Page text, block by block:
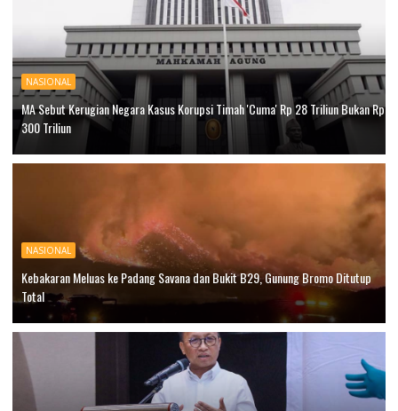
NASIONAL
MA Sebut Kerugian Negara Kasus Korupsi Timah 'Cuma' Rp 28 Triliun Bukan Rp
300 Triliun
NASIONAL
Kebakaran Meluas ke Padang Savana dan Bukit B29, Gunung Bromo Ditutup
Total